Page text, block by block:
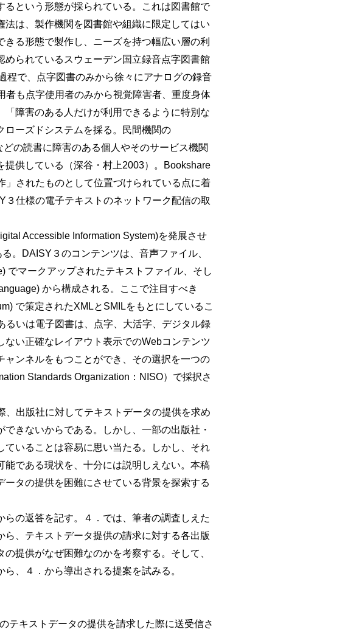
という形態が採られている。これは図書館で
は、製作機関を図書館や組織に限定してはい
る形態で製作し、ニーズを持つ幅広い層の利
られているスウェーデン国立録音点字図書館
程で、点字図書のみから徐々にアナログの録音
も点字使用者のみから視覚障害者、重度身体
障害のある人だけが利用できるように特別な
ーズドシステムを採る。民間機関の
の読書に障害のある個人やそのサービス機関
供している（深谷・村上2003）。Bookshare
されたものとして位置づけられている点に着
仕様の電子テキストのネットワーク配信の取
Accessible Information System)を発展させ
。DAISY３のコンテンツは、音声ファイル、
でマークアップされたテキストファイル、そし
から構成される。ここで注目すべき
で策定されたXMLとSMILをもとにしているこ
いは電子図書は、点字、大活字、デジタル録
い正確なレイアウト表示でのWebコンテンツ
ンネルをもつことができ、その選択を一つの
Standards Organization：NISO）で採択さ
出版社に対してテキストデータの提供を求め
きないからである。しかし、一部の出版社・
いることは容易に思い当たる。しかし、それ
である現状を、十分には説明しえない。本稿
タの提供を困難にさせている背景を探索する
の返答を記す。４．では、筆者の調査しえた
、テキストデータ提供の請求に対する各出版
提供がなぜ困難なのかを考察する。そして、
、４．から導出される提案を試みる。
キストデータの提供を請求した際に送受信さ